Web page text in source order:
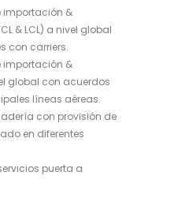
importación &
& LCL) a nivel global
con carriers.
importación &
global con acuerdos
líneas aéreas.
con provisión de
en diferentes
puerta a